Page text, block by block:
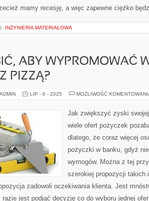
mamy recesję, a więc zapewne ciężko
INŻYNIERIA MATERIAŁOWA
ABY WYPROMOWAĆ
PIZZĄ?
LIP - 6 - 2025 MOŻLIWOŚĆ
Jak zwiększyć zyski
wiele ofert pożyczek
dlatego, że coraz więcej
pożyczki w banku, gdyż
wymogów. Można z tej
szerokiej propozycji takich
zadowoli oczekiwania klienta. Jest
razie jest podjąć decyzję co do wyboru jednej